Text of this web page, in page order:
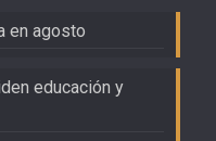
en agosto
educación y